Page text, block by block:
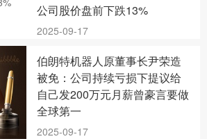
公司股价盘前下跌13%
2025-09-17
伯朗特机器人原董事长尹荣造
被免：公司持续亏损下提议给
自己发200万元月薪曾豪言要做
全球第一
2025-09-17